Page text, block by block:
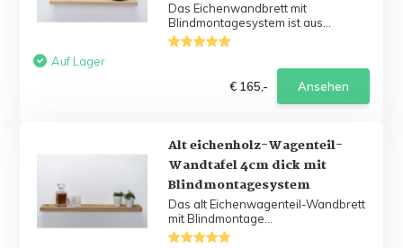
Das Eichenwandbrett mit
Blindmontagesystem ist aus...
Auf Lager
€ 165,-
Ansehen
Alt eichenholz-Wagenteil-
Wandtafel 4cm dick mit
Blindmontagesystem
Das alt Eichenwagenteil-Wandbrett
mit Blindmontage...